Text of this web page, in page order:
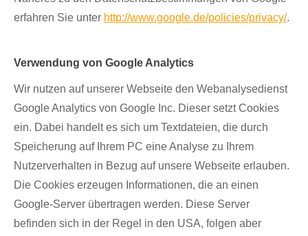
erfahren Sie unter http://www.google.de/policies/privacy/.
Verwendung von Google Analytics
Wir nutzen auf unserer Webseite den Webanalysedienst
Google Analytics von Google Inc. Dieser setzt Cookies
ein. Dabei handelt es sich um Textdateien, die durch
Speicherung auf Ihrem PC eine Analyse zu Ihrem
Nutzerverhalten in Bezug auf unsere Webseite erlauben.
Die Cookies erzeugen Informationen, die an einen
Google-Server übertragen werden. Diese Server
befinden sich in der Regel in den USA, folgen aber